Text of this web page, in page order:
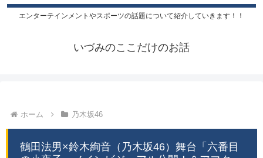
エンターテインメントやスポーツの話題について紹介していきます！！
いづみのここだけのお話
ホーム 乃木坂46
鶴田法男×鈴木絢音（乃木坂46）舞台「六番目